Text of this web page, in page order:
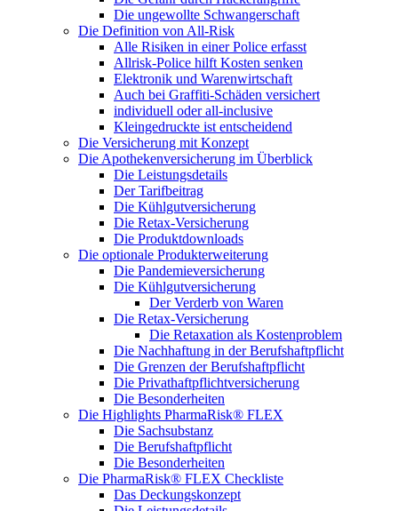
Die ungewollte Schwangerschaft
Die Definition von All-Risk
Alle Risiken in einer Police erfasst
Allrisk-Police hilft Kosten senken
Elektronik und Warenwirtschaft
Auch bei Graffiti-Schäden versichert
individuell oder all-inclusive
Kleingedruckte ist entscheidend
Die Versicherung mit Konzept
Die Apothekenversicherung im Überblick
Die Leistungsdetails
Der Tarifbeitrag
Die Kühlgutversicherung
Die Retax-Versicherung
Die Produktdownloads
Die optionale Produkterweiterung
Die Pandemieversicherung
Die Kühlgutversicherung
Der Verderb von Waren
Die Retax-Versicherung
Die Retaxation als Kostenproblem
Die Nachhaftung in der Berufshaftpflicht
Die Grenzen der Berufshaftpflicht
Die Privathaftpflichtversicherung
Die Besonderheiten
Die Highlights PharmaRisk® FLEX
Die Sachsubstanz
Die Berufshaftpflicht
Die Besonderheiten
Die PharmaRisk® FLEX Checkliste
Das Deckungskonzept